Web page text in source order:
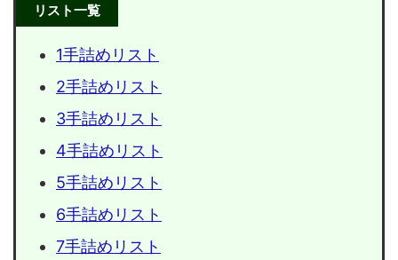
リスト一覧
1手詰めリスト
2手詰めリスト
3手詰めリスト
4手詰めリスト
5手詰めリスト
6手詰めリスト
7手詰めリスト